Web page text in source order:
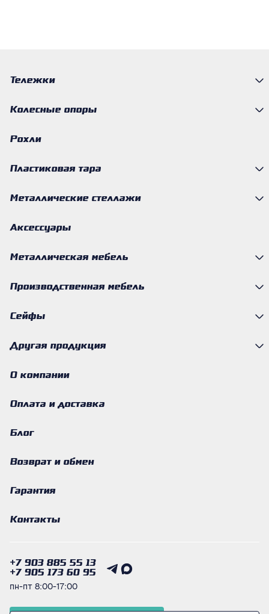
Тележки
Колесные опоры
Рохли
Пластиковая тара
Металлические стеллажи
Аксессуары
Металлическая мебель
Производственная мебель
Сейфы
Другая продукция
О компании
Оплата и доставка
Блог
Возврат и обмен
Гарантия
Контакты
+7 903 885 55 13
+7 905 173 60 95
пн-пт 8:00-17:00